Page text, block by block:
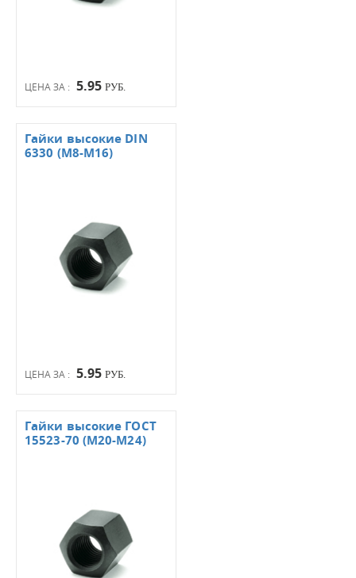
ЦЕНА ЗА : 5.95 РУБ.
ЦЕНА ЗА : 5.95 РУБ.
Гайки высокие DIN
6330 (М8-М16)
Гайки высокие ГОСТ
15523-70 (М20-М24)